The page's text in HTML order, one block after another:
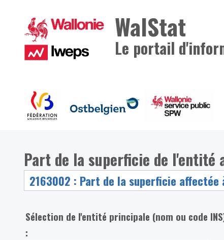
WalStat
Le portail
Part de la superficie de l'entité
Sélection de l'entité principale (nom ou code
: